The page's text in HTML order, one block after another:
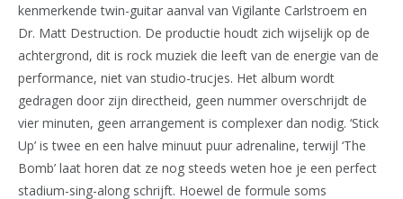
kenmerkende twin-guitar aanval van Vigilante Carlstroem en
Dr. Matt Destruction. De productie houdt zich wijselijk op de
achtergrond, dit is rock muziek die leeft van de energie van de
performance, niet van studio-trucjes. Het album wordt
gedragen door zijn directheid, geen nummer overschrijdt de
vier minuten, geen arrangement is complexer dan nodig. ‘Stick
Up’ is twee en een halve minuut puur adrenaline, terwijl ‘The
Bomb’ laat horen dat ze nog steeds weten hoe je een perfect
stadium-sing-along schrijft. Hoewel de formule soms